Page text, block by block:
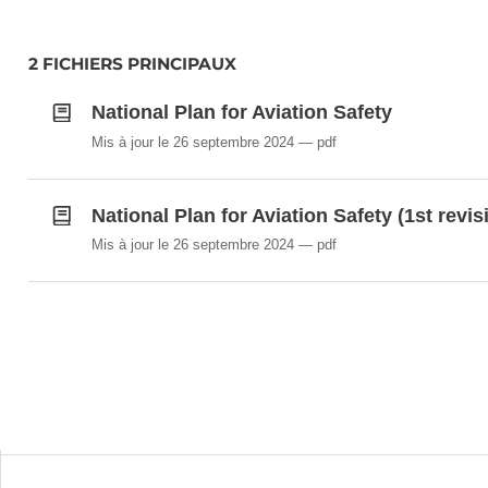
2 FICHIERS PRINCIPAUX
National Plan for Aviation Safety
Mis à jour le 26 septembre 2024 pdf
National Plan for Aviation Safety (1st
Mis à jour le 26 septembre 2024 pdf